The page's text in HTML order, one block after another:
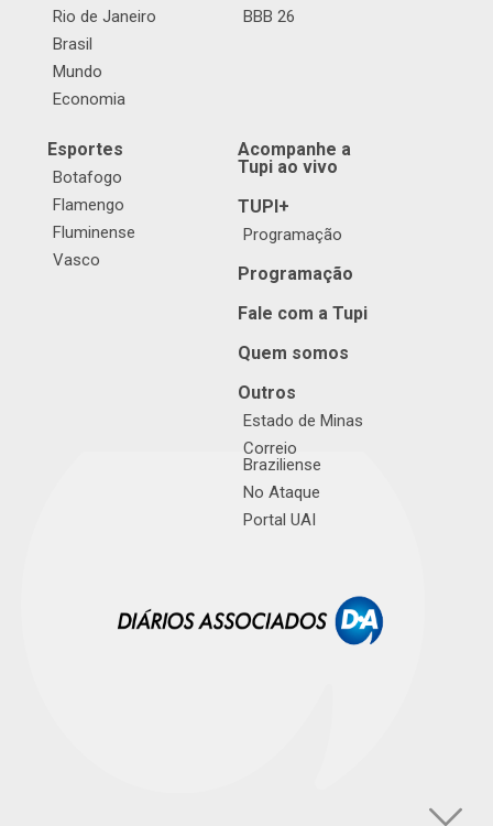
Rio de Janeiro
Brasil
Mundo
Economia
BBB 26
Esportes
Botafogo
Flamengo
Fluminense
Vasco
Acompanhe a
Tupi ao vivo
TUPI+
Programação
Programação
Fale com a Tupi
Quem somos
Outros
Estado de Minas
Correio
Braziliense
No Ataque
Portal UAI